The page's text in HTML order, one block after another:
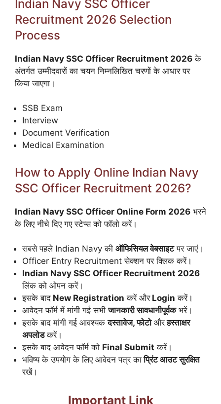
Indian Navy SSC Officer
Recruitment 2026 Selection
Process
Indian Navy SSC Officer Recruitment 2026 के
अंतर्गत उम्मीदवारों का चयन निम्नलिखित चरणों के आधार पर
किया जाएगा।
SSB Exam
Interview
Document Verification
Medical Examination
How to Apply Online Indian Navy
SSC Officer Recruitment 2026?
Indian Navy SSC Officer Online Form 2026 भरने
के लिए नीचे दिए गए स्टेप्स को फॉलो करें।
सबसे पहले Indian Navy की ऑफिसियल वेबसाइटपर जाएं।
Officer Entry Recruitment सेक्शन पर क्लिक करें।
Indian Navy SSC Officer Recruitment 2026
लिंक को ओपन करें।
इसके बाद New Registration करें औरLogin करें।
आवेदन फॉर्म में मांगी गई सभीजानकारी सावधानीपूर्वकभरें।
इसके बाद मांगी गई आवश्यकदस्तावेज, फोटोऔरहस्ताक्षर
अपलोडकरें।
इसके बाद आवेदन फॉर्म को Final Submit करें।
भविष्य के उपयोग के लिए आवेदन पत्र काप्रिंट आउट सुरक्षित
रखें।
Important Link